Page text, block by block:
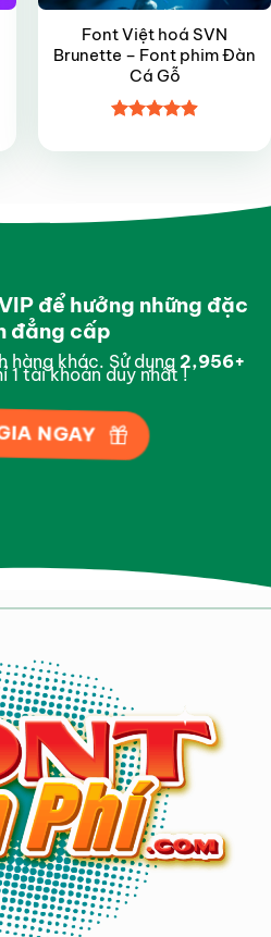
Font Việt hoá SVN
Brunette – Font phim Đàn
Cá Gỗ
hạng4.95
để hưởng những đặc
đẳng cấp
hàng khác. Sử dụng 2,998+
1 tài khoản duy nhất !
NGAY